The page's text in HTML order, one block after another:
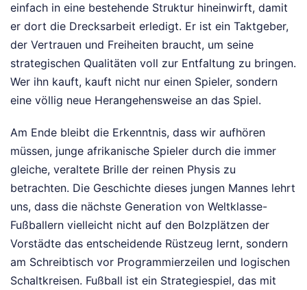
einfach in eine bestehende Struktur hineinwirft, damit
er dort die Drecksarbeit erledigt. Er ist ein Taktgeber,
der Vertrauen und Freiheiten braucht, um seine
strategischen Qualitäten voll zur Entfaltung zu bringen.
Wer ihn kauft, kauft nicht nur einen Spieler, sondern
eine völlig neue Herangehensweise an das Spiel.
Am Ende bleibt die Erkenntnis, dass wir aufhören
müssen, junge afrikanische Spieler durch die immer
gleiche, veraltete Brille der reinen Physis zu
betrachten. Die Geschichte dieses jungen Mannes lehrt
uns, dass die nächste Generation von Weltklasse-
Fußballern vielleicht nicht auf den Bolzplätzen der
Vorstädte das entscheidende Rüstzeug lernt, sondern
am Schreibtisch vor Programmierzeilen und logischen
Schaltkreisen. Fußball ist ein Strategiespiel, das mit